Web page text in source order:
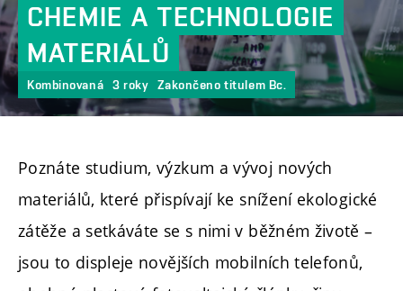
CHEMIE A TECHNOLOGIE
MATERIÁLŮ
Kombinovaná 3 roky Zakončeno titulem Bc.
Poznáte studium, výzkum a vývoj nových
materiálů, které přispívají ke snížení ekologické
zátěže a setkáváte se s nimi v běžném životě –
jsou to displeje novějších mobilních telefonů,